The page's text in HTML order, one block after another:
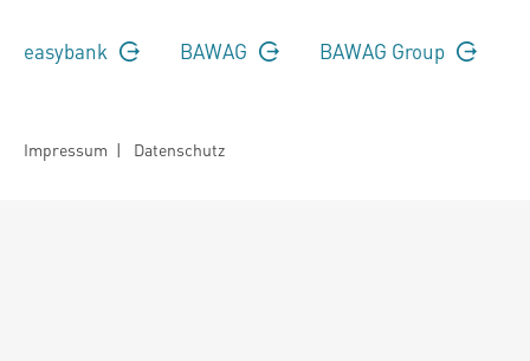
easybank BAWAG BAWAG Group
Impressum | Datenschutz